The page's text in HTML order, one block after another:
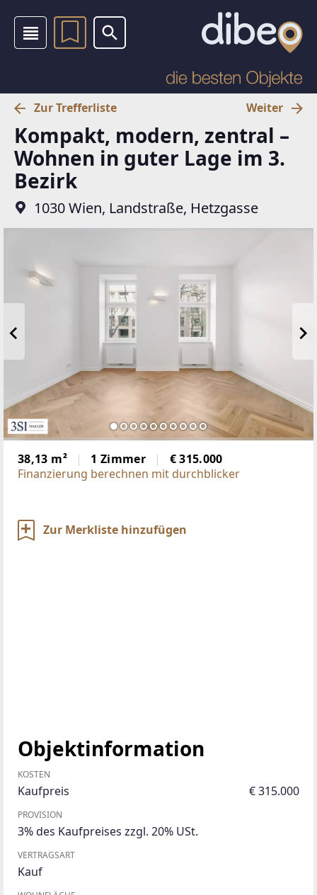
Zur Trefferliste Weiter
Kompakt, modern, zentral –
Wohnen in guter Lage im 3.
Bezirk
1030 Wien, Landstraße, Hetzgasse
38,13 m² 1 Zimmer
€ 315.000
Finanzierung berechnen mit durchblicker
Zur Merkliste hinzufügen
Objektinformation
KOSTEN
Kaufpreis € 315.000
PROVISION
3% des Kaufpreises zzgl. 20% USt.
VERTRAGSART
Kauf